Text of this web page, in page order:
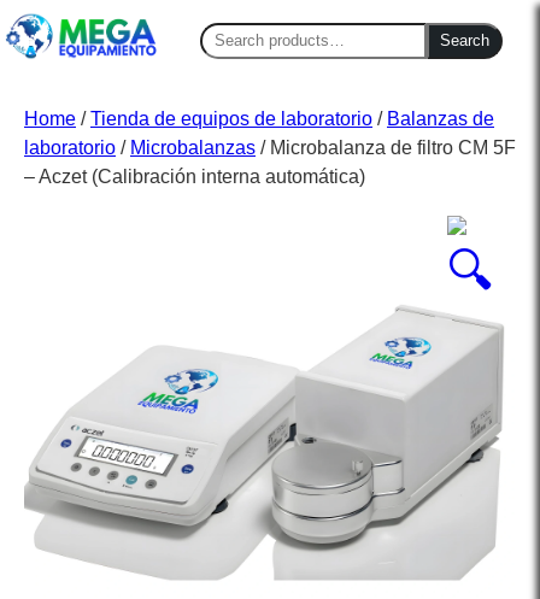
Search
for:
Search
Home /Tienda de equipos de laboratorio / Balanzas de
laboratorio / Microbalanzas / Microbalanza de filtro CM 5F
– Aczet (Calibración interna automática)